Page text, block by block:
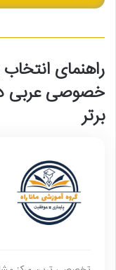
راهنمای
برتر